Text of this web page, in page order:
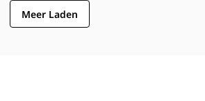
Meer Laden